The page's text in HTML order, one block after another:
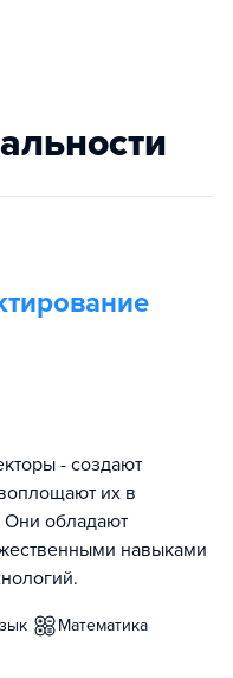
- создают
их в
Они обладают
навыками
математика